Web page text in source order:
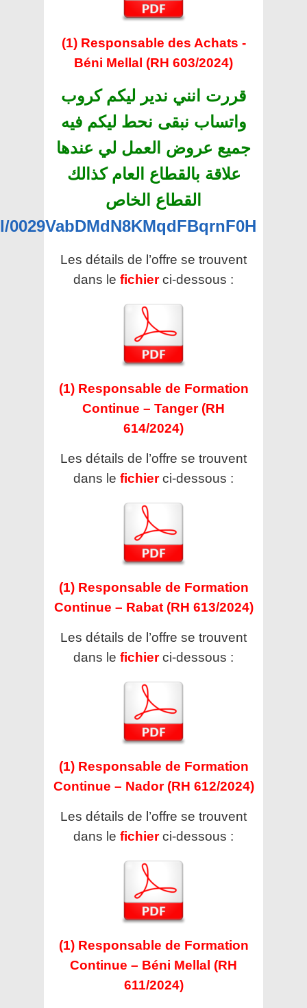
(1) Responsable des Achats -
Béni Mellal (RH 603/2024)
قررت انني ندير ليكم كروب
واتساب نبقى نحط ليكم فيه
جميع عروض العمل لي عندها
علاقة بالقطاع العام كذالك
القطاع الخاص
Les détails de l’offre se trouvent
dans le fichier ci-dessous :
(1) Responsable de Formation
Continue – Tanger (RH
614/2024)
Les détails de l’offre se trouvent
dans le fichier ci-dessous :
(1) Responsable de Formation
Continue – Rabat (RH 613/2024)
Les détails de l’offre se trouvent
dans le fichier ci-dessous :
(1) Responsable de Formation
Continue – Nador (RH 612/2024)
Les détails de l’offre se trouvent
dans le fichier ci-dessous :
(1) Responsable de Formation
Continue – Béni Mellal (RH
611/2024)